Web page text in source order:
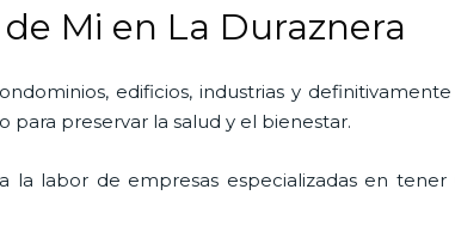
Mi en La Duraznera
edificios, industrias y
preservar la salud y el bienestar.
la labor de empresas especializadas en tener